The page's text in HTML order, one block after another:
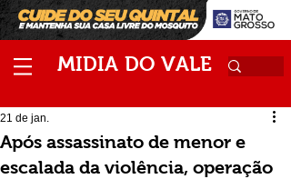
MIDIA DO VALE
Após assassinato de menor e
escalada da violência, operação
21 de jan.